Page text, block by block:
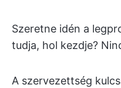
Szeretne idén a
tudja, hol kezdje?
A szervezettség